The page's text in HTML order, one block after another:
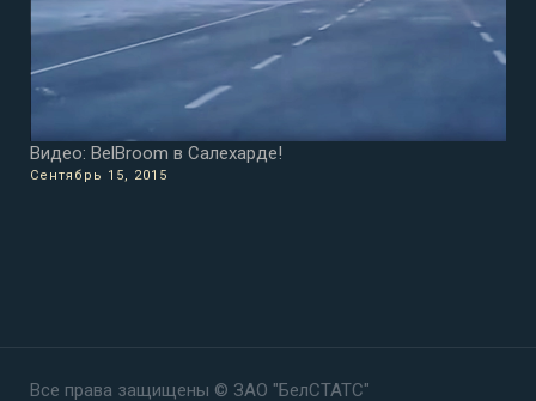
Видео: BelBroom в Салехарде!
Сентябрь 15, 2015
Все права защищены © ЗАО "БелСТАТС"